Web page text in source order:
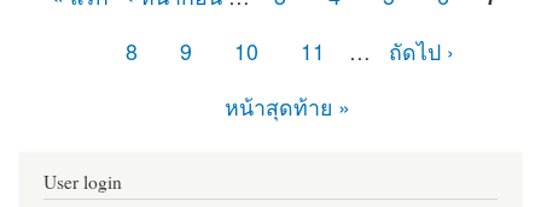
8
9 10 11 …
ถัดไป ›
หน้าสุดท้าย »
User login